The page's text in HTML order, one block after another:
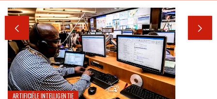
 
ARTIFICIËLE INTELLIGENTIE